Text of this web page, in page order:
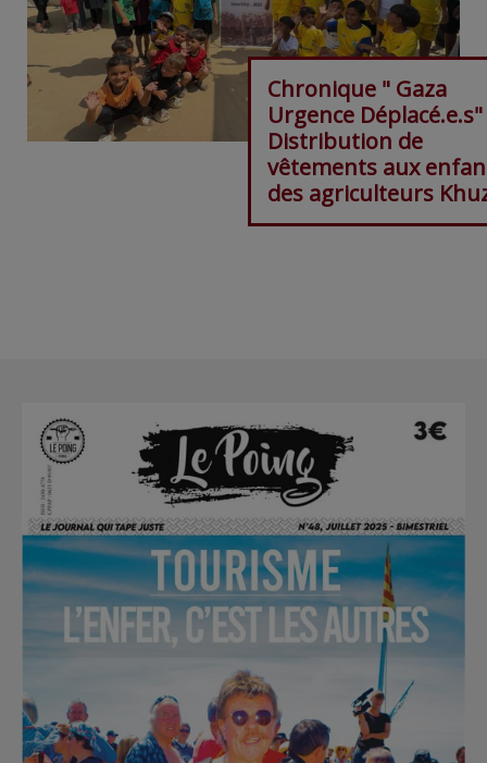
Chronique " Gaza
Urgence
Distribution de
vêtements aux
des agriculteurs